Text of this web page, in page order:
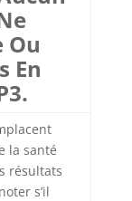
Ou
En
la santé
résultats
s’il